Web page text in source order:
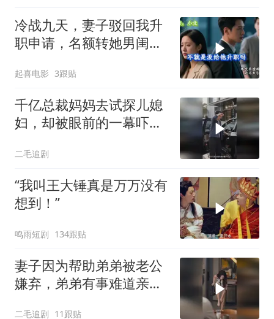
冷战九天，妻子驳回我升
职申请，名额转她男闺
起喜电影 3跟贴
千亿总裁妈妈去试探儿媳
妇，却被眼前的一幕吓傻
二毛追剧
“我叫王大锤真是万万没有
想到！”
鸣雨短剧 134跟贴
妻子因为帮助弟弟被老公
嫌弃，弟弟有事难道亲姐
二毛追剧 11跟贴